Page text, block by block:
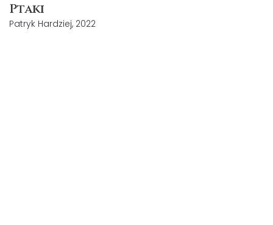
Ptaki
Patryk Hardziej, 2022